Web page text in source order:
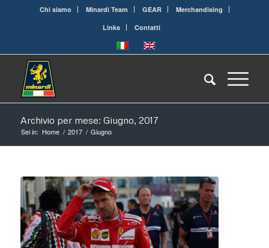
Chi siamo Minardi Team GEAR
Merchandising
Links
Contatti
Archivio per mese: Giugno, 2017
Sei in: Home / 2017 / Giugno